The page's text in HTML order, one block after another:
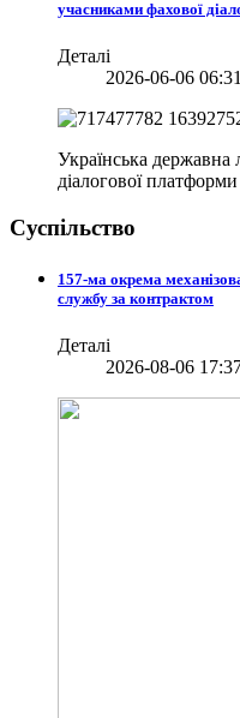
учасниками фахової
Деталі
2026-06-06
Українська державна
діалогової
Суспільство
157-ма окрема
службу за контрактом
Деталі
2026-08-06